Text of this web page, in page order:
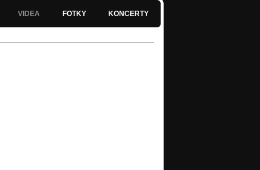
VIDEA FOTKY KONCERTY